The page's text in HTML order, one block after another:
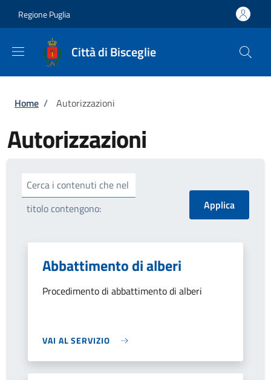
Regione Puglia
Città di Bisceglie
Briciole di pane
Home / Autorizzazioni
Autorizzazioni
Cerca i contenuti che nel
titolo contengono:
Abbattimento di alberi
Procedimento di abbattimento di alberi
VAI AL SERVIZIO